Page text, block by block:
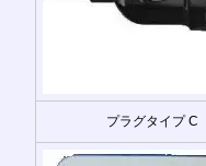
プラグタイプ C